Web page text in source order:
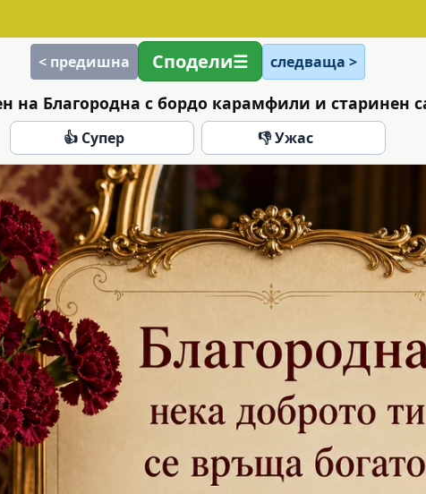
< предишна Сподели следваща >
на Благородна с бордо карамфили и старинен
👍 Супер 👎 Ужас